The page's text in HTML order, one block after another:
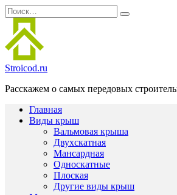
Перейти
к
содержанию
Search
for:
Stroicod.ru
Расскажем о самых передовых
Главная
Виды крыш
Вальмовая крыша
Двухскатная
Мансардная
Односкатные
Плоская
Другие виды крыш